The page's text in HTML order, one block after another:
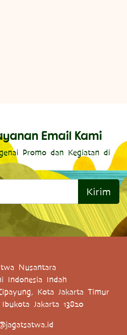
Email Kami
Promo dan Kegiatan di
Kirim
Nusantara
Indonesia Indah
Kota Jakarta Timur
Jakarta 13820